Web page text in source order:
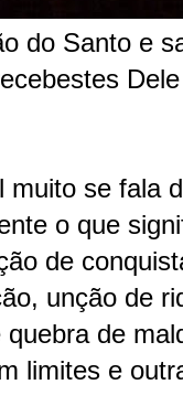
do Santo e
muito se fala
o que
de
unção de
de
limites e